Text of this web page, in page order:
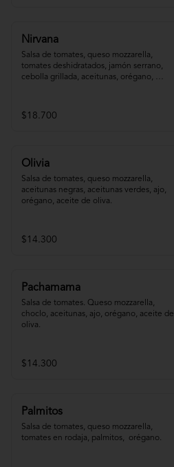
Nirvana
Salsa de tomates, queso mozzarella,
tomates deshidratados, jamón serrano,
cebolla grillada, aceitunas, orégano,
$18.700
Olivia
Salsa de tomates, queso mozzarella,
aceitunas negras, aceitunas verdes, ajo,
orégano, aceite de oliva.
$14.300
Pachamama
Salsa de tomates. Queso mozzarella,
choclo, aceitunas, ajo, orégano, aceite de
oliva.
$14.300
Palmitos
Salsa de tomates, queso mozzarella,
tomates en rodaja, palmitos,  orégano.